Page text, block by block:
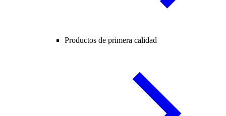
Productos de primera calidad